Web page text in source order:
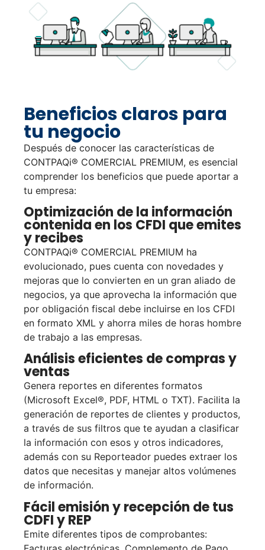
Beneficios claros para
tu negocio
Después de conocer las características de
CONTPAQi® COMERCIAL PREMIUM, es esencial
comprender los beneficios que puede aportar a
tu empresa:
Optimización de la información
contenida en los CFDI que emites
y recibes
CONTPAQi® COMERCIAL PREMIUM ha
evolucionado, pues cuenta con novedades y
mejoras que lo convierten en un gran aliado de
negocios, ya que aprovecha la información que
por obligación fiscal debe incluirse en los CFDI
en formato XML y ahorra miles de horas hombre
de trabajo a las empresas.
Análisis eficientes de compras y
ventas
Genera reportes en diferentes formatos
(Microsoft Excel®, PDF, HTML o TXT). Facilita la
generación de reportes de clientes y productos,
a través de sus filtros que te ayudan a clasificar
la información con esos y otros indicadores,
además con su Reporteador puedes extraer los
datos que necesitas y manejar altos volúmenes
de información.
Fácil emisión y recepción de tus
CDFI y REP
Emite diferentes tipos de comprobantes: